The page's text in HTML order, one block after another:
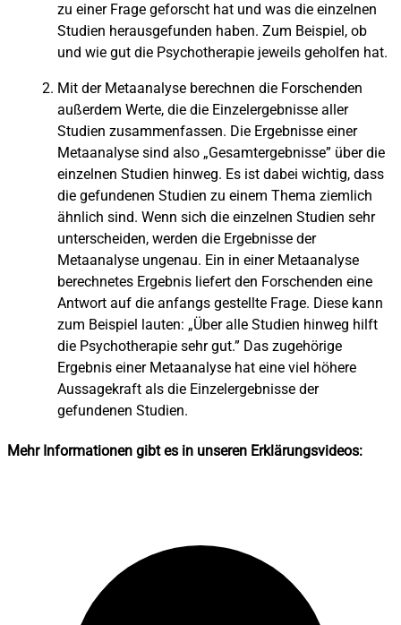
zu einer Frage geforscht hat und was die einzelnen
Studien herausgefunden haben. Zum Beispiel, ob
und wie gut die Psychotherapie jeweils geholfen hat.
Mit der Metaanalyse berechnen die Forschenden
außerdem Werte, die die Einzelergebnisse aller
Studien zusammenfassen. Die Ergebnisse einer
Metaanalyse sind also „Gesamtergebnisse” über die
einzelnen Studien hinweg. Es ist dabei wichtig, dass
die gefundenen Studien zu einem Thema ziemlich
ähnlich sind. Wenn sich die einzelnen Studien sehr
unterscheiden, werden die Ergebnisse der
Metaanalyse ungenau. Ein in einer Metaanalyse
berechnetes Ergebnis liefert den Forschenden eine
Antwort auf die anfangs gestellte Frage. Diese kann
zum Beispiel lauten: „Über alle Studien hinweg hilft
die Psychotherapie sehr gut.” Das zugehörige
Ergebnis einer Metaanalyse hat eine viel höhere
Aussagekraft als die Einzelergebnisse der
gefundenen Studien.
Mehr Informationen gibt es in unseren Erklärungsvideos: